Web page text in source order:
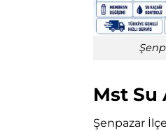
Mst Su
Şenpazar